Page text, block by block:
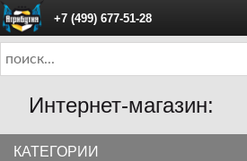
+7 (499) 677-51-28
ПН - ПТ с 10:00 до
Интернет-магазин:
КАТЕГОРИИ